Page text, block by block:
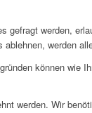
werden,
werden
können wie
werden. Wir